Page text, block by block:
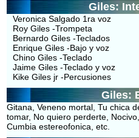
Giles:
Veronica Salgado 1ra voz
Roy Giles -Trompeta
Bernardo Giles -Teclados
Enrique Giles -Bajo y voz
Chino Giles -Teclado
Jaime Giles -Teclado y voz
Kike Giles jr -Percusiones
Giles:
Gitana, Veneno mortal, Tu chica
tomar, No quiero perderte,
Cumbia estereofonica, etc.